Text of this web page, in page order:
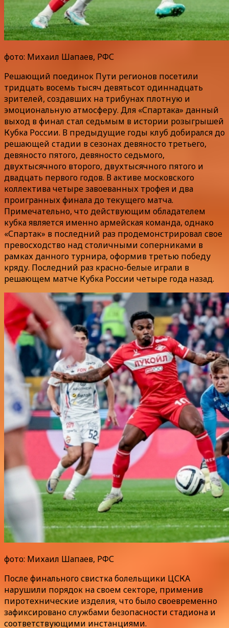
фото: Михаил Шапаев, РФС
Решающий поединок Пути регионов посетили
тридцать восемь тысяч девятьсот одиннадцать
зрителей, создавших на трибунах плотную и
эмоциональную атмосферу. Для «Спартака» данный
выход в финал стал седьмым в истории розыгрышей
Кубка России. В предыдущие годы клуб добирался до
решающей стадии в сезонах девяносто третьего,
девяносто пятого, девяносто седьмого,
двухтысячного второго, двухтысячного пятого и
двадцать первого годов. В активе московского
коллектива четыре завоеванных трофея и два
проигранных финала до текущего матча.
Примечательно, что действующим обладателем
кубка является именно армейская команда, однако
«Спартак» в последний раз продемонстрировал свое
превосходство над столичными соперниками в
рамках данного турнира, оформив третью победу
кряду. Последний раз красно-белые играли в
решающем матче Кубка России четыре года назад.
фото: Михаил Шапаев, РФС
После финального свистка болельщики ЦСКА
нарушили порядок на своем секторе, применив
пиротехнические изделия, что было своевременно
зафиксировано службами безопасности стадиона и
соответствующими инстанциями.